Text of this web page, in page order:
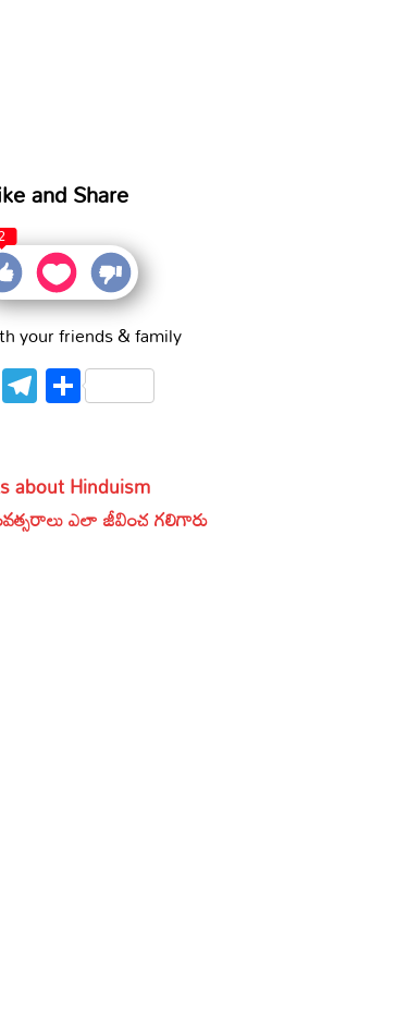
and Share
your friends & family
Telegram
Share
about Hinduism
ఎలా జీవించ గలిగారు